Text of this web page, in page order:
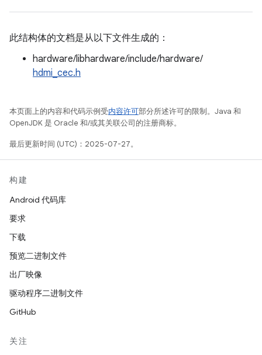
此结构体的文档是从以下文件生成的：
hardware/libhardware/include/hardware/
hdmi_cec.h
本页面上的内容和代码示例受内容许可部分所述许可的限制。Java 和
OpenJDK 是 Oracle 和/或其关联公司的注册商标。
最后更新时间 (UTC)：2025-07-27。
构建
Android 代码库
要求
下载
预览二进制文件
出厂映像
驱动程序二进制文件
GitHub
关注